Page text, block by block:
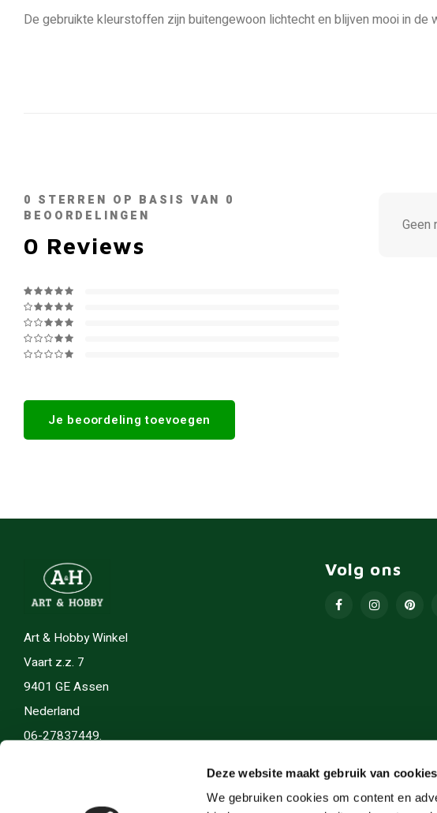
Deze website maakt gebruik van cookies
We gebruiken cookies om content en
De gebruikte kleurstoffen zijn buitengewoon lichtecht en blijven mooi in de
0 STERREN OP BASIS VAN 0
BEOORDELINGEN
0 Reviews
Je beoordeling toevoegen
Geen
Art & Hobby Winkel
Vaart z.z. 7
9401 GE Assen
Nederland
06-27837449.
Volg ons